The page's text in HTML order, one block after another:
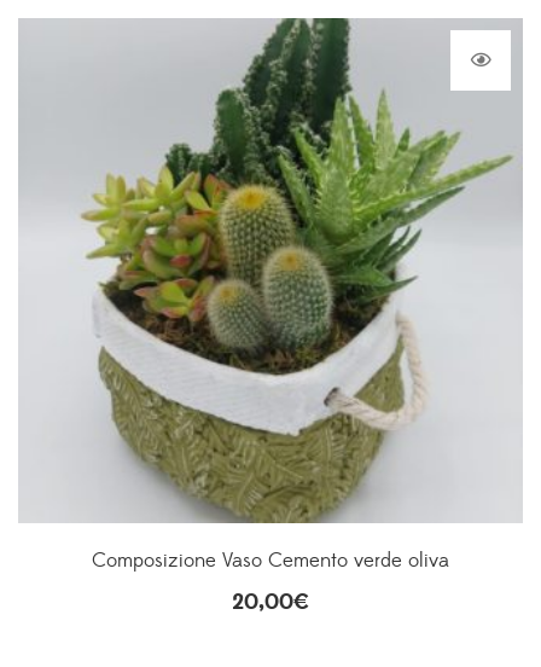
Composizione Vaso Cemento verde oliva
20,00€